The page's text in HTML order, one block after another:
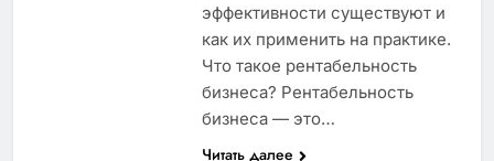
эффективности существуют и
как их применить на практике.
Что такое рентабельность
бизнеса? Рентабельность
бизнеса — это…
Читать далее